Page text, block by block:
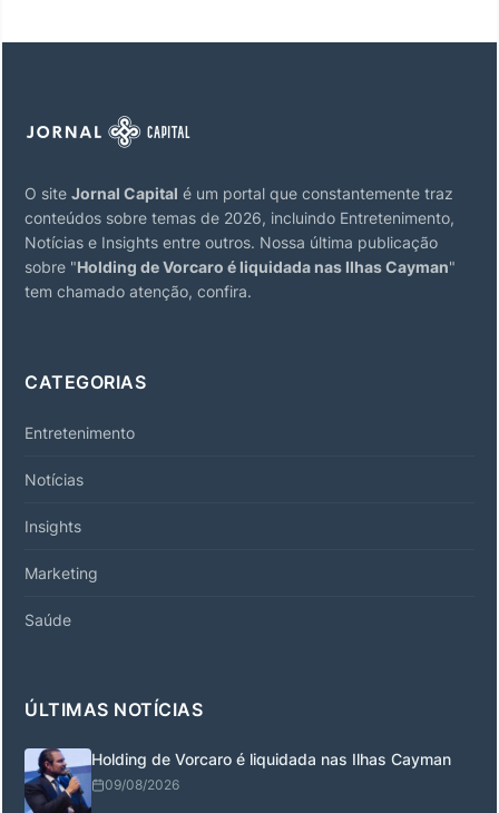
O site Jornal Capital é um portal que constantemente traz
conteúdos sobre temas de 2026, incluindo Entretenimento,
Notícias e Insights entre outros. Nossa última publicação
sobre "Holding de Vorcaro é liquidada nas Ilhas Cayman"
tem chamado atenção, confira.
CATEGORIAS
Entretenimento
Notícias
Insights
Marketing
Saúde
ÚLTIMAS NOTÍCIAS
Holding de Vorcaro é liquidada nas Ilhas Cayman
09/08/2026